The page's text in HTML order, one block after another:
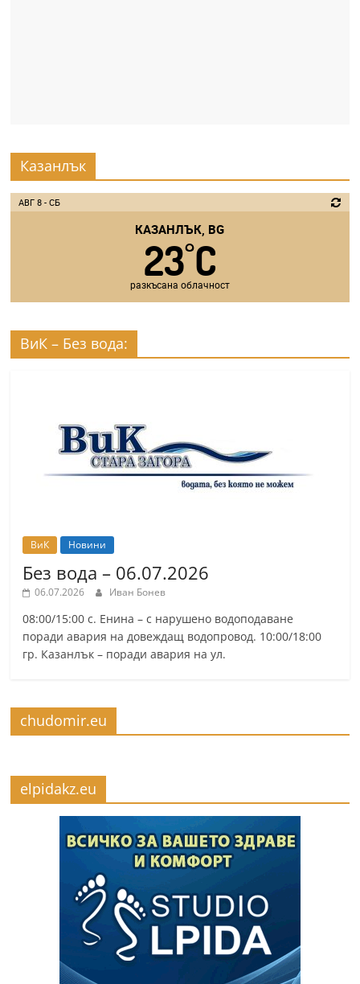
Казанлък
АВГ 8 - СБ
КАЗАНЛЪК, BG
23°C
разкъсана облачност
ВиК – Без вода:
ВиК Новини
Без вода – 06.07.2026
06.07.2026 Иван Бонев
08:00/15:00 с. Енина – с нарушено водоподаване
поради авария на довеждащ водопровод. 10:00/18:00
гр. Казанлък – поради авария на ул.
chudomir.eu
elpidakz.eu